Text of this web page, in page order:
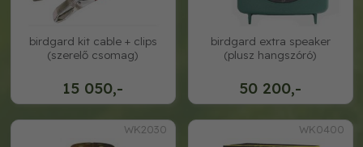
15 050,-
birdgard kit cable + clips
(szerelő csomag)
50 200,-
birdgard extra speaker
(plusz hangszóró)
WK2030 WK0400